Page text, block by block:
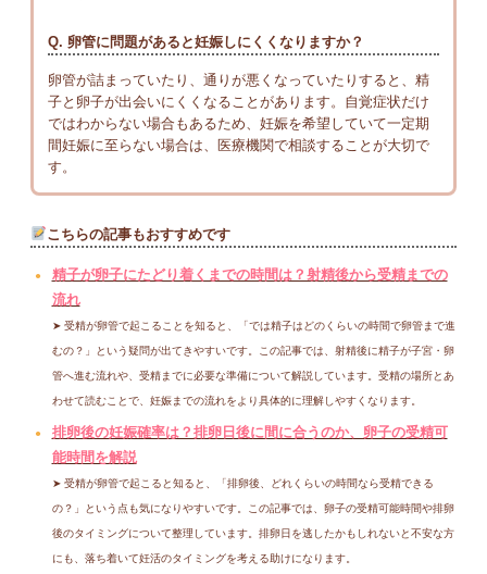
Q. 卵管に問題があると妊娠しにくくなりますか？
卵管が詰まっていたり、通りが悪くなっていたりすると、精
子と卵子が出会いにくくなることがあります。自覚症状だけ
ではわからない場合もあるため、妊娠を希望していて一定期
間妊娠に至らない場合は、医療機関で相談することが大切で
す。
こちらの記事もおすすめです
精子が卵子にたどり着くまでの時間は？射精後から受精までの
流れ
➤ 受精が卵管で起こることを知ると、「では精子はどのくらいの時間で卵管まで進
むの？」という疑問が出てきやすいです。この記事では、射精後に精子が子宮・卵
管へ進む流れや、受精までに必要な準備について解説しています。受精の場所とあ
わせて読むことで、妊娠までの流れをより具体的に理解しやすくなります。
排卵後の妊娠確率は？排卵日後に間に合うのか、卵子の受精可
能時間を解説
➤ 受精が卵管で起こると知ると、「排卵後、どれくらいの時間なら受精できる
の？」という点も気になりやすいです。この記事では、卵子の受精可能時間や排卵
後のタイミングについて整理しています。排卵日を逃したかもしれないと不安な方
にも、落ち着いて妊活のタイミングを考える助けになります。